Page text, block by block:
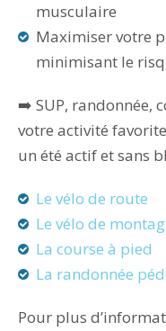
musculaire
Maximiser votre
minimisant le
➡️ SUP, randonnée,
votre activité
un été actif et sans
Le vélo de route
Le vélo de
La course à pied
La randonnée
Pour plus